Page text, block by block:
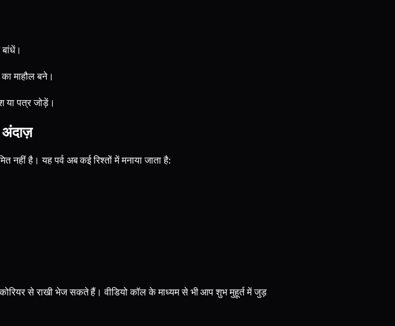
का माहौल बने।
या पत्र जोड़ें।
नहीं है। यह पर्व अब कई रिश्तों में मनाया जाता है:
से राखी भेज सकते हैं। वीडियो कॉल के माध्यम से भी आप शुभ मुहूर्त में जुड़